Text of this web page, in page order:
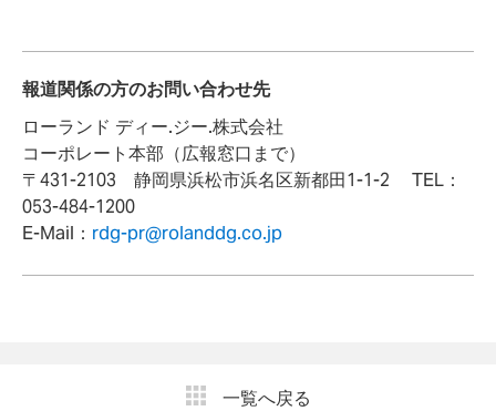
報道関係の方のお問い合わせ先
ローランド ディー.ジー.株式会社
コーポレート本部（広報窓口まで）
〒431-2103 静岡県浜松市浜名区新都田1-1-2 TEL：
053-484-1200
E-Mail： rdg-pr@rolanddg.co.jp
一覧へ戻る